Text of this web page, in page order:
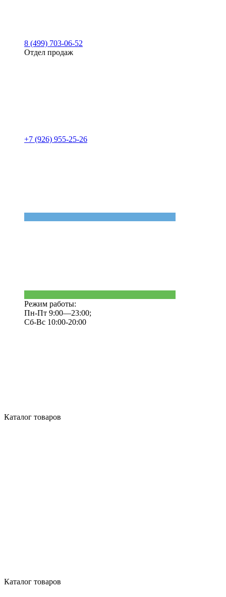
8 (499) 703-06-52
Отдел продаж
+7 (926) 955-25-26
Режим работы:
Пн-Пт 9:00—23:00;
Сб-Вс 10:00-20:00
Каталог товаров
Каталог товаров